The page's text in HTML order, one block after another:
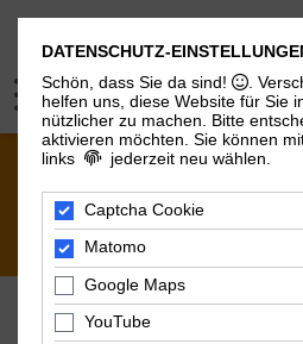
ÜBER UNS
DATENSCHUTZ-
Schön, dass Sie da sind!
.
helfen uns, diese Website für Sie
nützlicher zu machen.
Bitte
aktivieren möchten. Sie können
links
jederzeit neu wählen.
Captcha Cookie
Matomo
Google Maps
YouTube